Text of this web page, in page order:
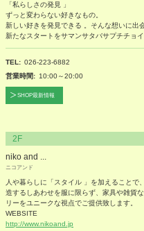
「私らしさの発見 」
ずっと変わらない好きなもの。
新しい好きを発見できる 。そんな想いに出
新たなスタートをサマンサタバサプチチョイ
TEL
026-223-6882
営業時間
10:00～20:00
SHOP最新情報
2F
niko and ...
ニコアンド
人や暮らしに「スタイル 」を加えることで
造するしあわせを服に限らず、家具や雑貨
リーをユニークな視点でご提供致します。
WEBSITE
http://www.nikoand.jp